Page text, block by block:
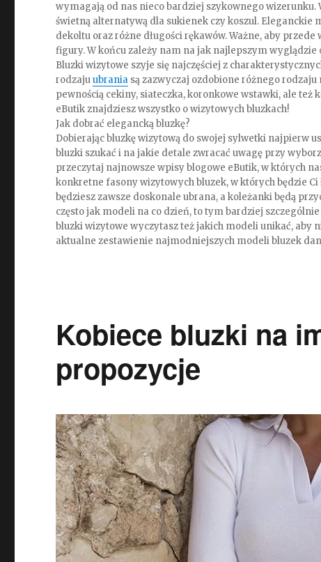
wymagają od nas nieco bardziej szykownego
świetną alternatywą dla sukienek czy koszul.
dekoltu oraz różne długości rękawów. Ważne, aby
figury. W końcu zależy nam na jak najlepszym
Bluzki wizytowe szyje się najczęściej z
rodzajuubrania są zazwyczaj ozdobione różnego
pewnością cekiny, siateczka, koronkowe wstawki, ale
eButik znajdziesz wszystko o wizytowych bluzkach!
Jak dobrać elegancką bluzkę?
Dobierając bluzkę wizytową do swojej sylwetki najpierw
bluzki szukać i na jakie detale zwracać uwagę przy
przeczytaj najnowsze wpisy blogowe eButik, w których
konkretne fasony wizytowych bluzek, w których będzie
będziesz zawsze doskonale ubrana, a koleżanki będą
często jak modeli na co dzień, to tym bardziej
bluzki wizytowe wyczytasz też jakich modeli unikać, aby
aktualne zestawienie najmodniejszych modeli bluzek
Kobiece bluzki na
propozycje